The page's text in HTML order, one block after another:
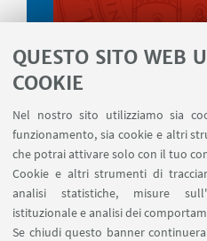
QUESTO SITO WEB
COOKIE
Nel nostro sito utilizziamo sia
funzionamento, sia cookie e altri
che potrai attivare solo con il tuo
Cookie e altri strumenti di
analisi statistiche, misure
istituzionale e analisi dei
Se chiudi questo banner
Al momento non sono